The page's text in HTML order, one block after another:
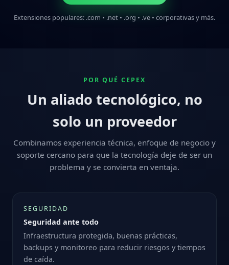
Extensiones populares: .com • .net • .org • .ve • corporativas y más.
POR QUÉ CEPEX
Un aliado tecnológico, no
solo un proveedor
Combinamos experiencia técnica, enfoque de negocio y
soporte cercano para que la tecnología deje de ser un
problema y se convierta en ventaja.
SEGURIDAD
Seguridad ante todo
Infraestructura protegida, buenas prácticas,
backups y monitoreo para reducir riesgos y tiempos
de caída.